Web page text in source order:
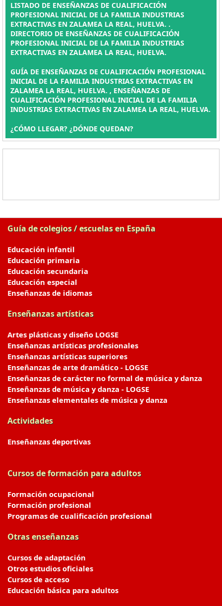
LISTADO DE ENSEÑANZAS DE CUALIFICACIÓN
PROFESIONAL INICIAL DE LA FAMILIA INDUSTRIAS
EXTRACTIVAS EN ZALAMEA LA REAL, HUELVA. .
DIRECTORIO DE ENSEÑANZAS DE CUALIFICACIÓN
PROFESIONAL INICIAL DE LA FAMILIA INDUSTRIAS
EXTRACTIVAS EN ZALAMEA LA REAL, HUELVA.
GUÍA DE ENSEÑANZAS DE CUALIFICACIÓN PROFESIONAL
INICIAL DE LA FAMILIA INDUSTRIAS EXTRACTIVAS EN
ZALAMEA LA REAL, HUELVA. , ENSEÑANZAS DE
CUALIFICACIÓN PROFESIONAL INICIAL DE LA FAMILIA
INDUSTRIAS EXTRACTIVAS EN ZALAMEA LA REAL, HUELVA.
¿CÓMO LLEGAR? ¿DÓNDE QUEDAN?
Guía de colegios / escuelas en España
Educación infantil
Educación primaria
Educación secundaria
Educación especial
Enseñanzas de idiomas
Enseñanzas artísticas
Artes plásticas y diseño LOGSE
Enseñanzas artísticas profesionales
Enseñanzas artísticas superiores
Enseñanzas de arte dramático - LOGSE
Enseñanzas de carácter no formal de música y danza
Enseñanzas de música y danza - LOGSE
Enseñanzas elementales de música y danza
Actividades
Enseñanzas deportivas
Cursos de formación para adultos
Formación ocupacional
Formación profesional
Programas de cualificación profesional
Otras enseñanzas
Cursos de adaptación
Otros estudios oficiales
Cursos de acceso
Educación básica para adultos